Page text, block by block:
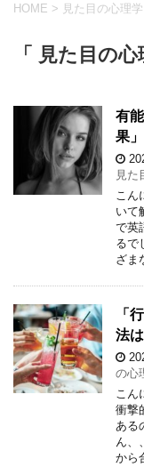
HOME > 見た目の心理学
「 見た目の
有
果
見た
こん
いて
で英
るで
ざま
「
法
の心
こん
衝撃
ある
ん、
から